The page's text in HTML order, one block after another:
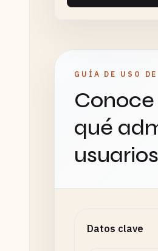
GUÍA DE USO
qué
Datos clave